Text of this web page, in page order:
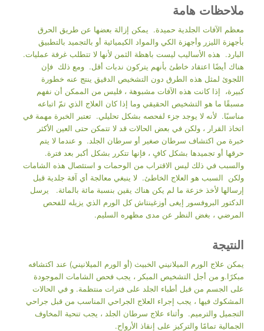
ملاحظات هامة
معظم الآفات الجلدية حميدة. يمكن إزالة بعضها عن طريق الحرق
بأجهزة الليزر وأجهزة الكي والمواد الكيميائية أو بالتجميد بالتطبيق
البارد. هذه الأساليب ليست باهظة الثمن لأنها لا تتطلب غرفة عمليات.
هناك أيضًا اعتقاد خاطئ بأنهم يتركون ندبات أقل. ومع ذلك فإن
اللجوئ لمثل هذه الطرق دون التشخيص الدقيق ينتج عنه خطورة
كبيرة، إذا كانت هذه الآفات مشبوهة ، فليس من الممكن أن نفهم
مسبقًا ما هو التشخيص الحقيقي وما إذا كان العلاج الذي تمّ اتباعه
مناسبًا. لأنه لا يوجد جزء لفحصه بشكل تحليلي. تعتبر الخبرة مهمة في
اتخاذ القرار ، ولكن في بعض الحالات قد لا تتمكن حتى العين الأكثر
خبرة من اكتشاف سرطان صغير أو سرطان الجلد. و عندما لا يتم
حرقها أو تجميدها بشكل كافٍ ، فإنها تتكرر بشكل أكبر بعد فترة.
والسبب في ذلك ليس الاقتراب من الوحمات و استئصال هذه الشامات
ولكن السبب هو العلاج الخاطئ. لا ينبغي معالجة أي آفة جلدية قبل
إرسالها لأخذ خزعة ما لم يكن هناك يقين بنسبة مائة بالمائة. يرسل
الدكتور البروفسور إيغى أوزغينتاش كل الورم الذي يزيله للفحص
المرضي ، بغض النظر عن مدى مظهره السليم.
النتيجة
يمكن علاج الورم الميلانيني الخبيث (أو الورم الميلانيني) عند اكتشافه
مبكرًا.و من أجل التشخيص المبكر ، يجب فحص الشامات الموجودة
على الجسم من قبل أطباء الجلد على فترات منتظمة. و في الحالات
المشكوك فيها ، يجب إجراء العلاج الجراحي المناسب من قبل جراحي
التجميل والترميم. وأثناء علاج سرطان الجلد ، يجب تنحية المخاوف
الجمالية تمامًا والتركيز على إنقاذ الأرواح.